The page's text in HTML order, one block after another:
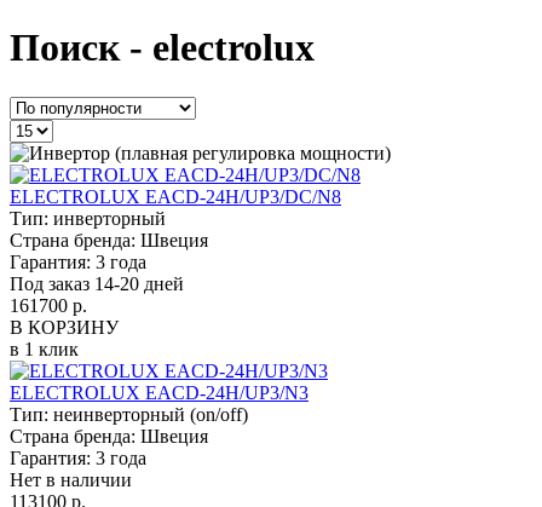
Поиск - electrolux
ELECTROLUX EACD-24H/UP3/DC/N8
Тип: инверторный
Страна бренда: Швеция
Гарантия: 3 года
Под заказ 14-20 дней
161700 р.
В КОРЗИНУ
в 1 клик
ELECTROLUX EACD-24H/UP3/N3
Тип: неинверторный (on/off)
Страна бренда: Швеция
Гарантия: 3 года
Нет в наличии
113100 р.